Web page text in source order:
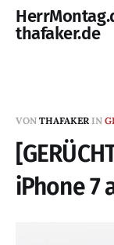
thafaker.de
VON THAFAKER IN
iPhone 7